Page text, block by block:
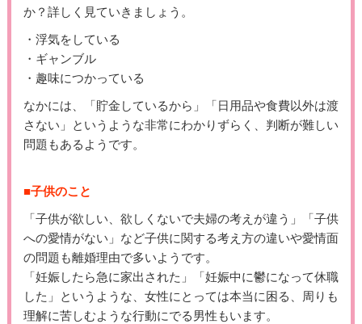
か？詳しく見ていきましょう。
・浮気をしている
・ギャンブル
・趣味につかっている
なかには、「貯金しているから」「日用品や食費以外は渡
さない」というような非常にわかりずらく、判断が難しい
問題もあるようです。
■子供のこと
「子供が欲しい、欲しくないで夫婦の考えが違う」「子供
への愛情がない」など子供に関する考え方の違いや愛情面
の問題も離婚理由で多いようです。
「妊娠したら急に家出された」「妊娠中に鬱になって休職
した」というような、女性にとっては本当に困る、周りも
理解に苦しむような行動にでる男性もいます。